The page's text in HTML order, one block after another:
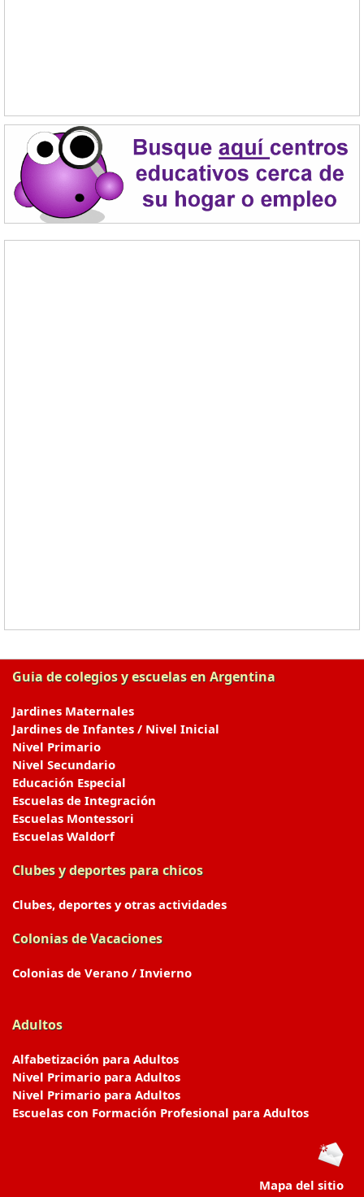
Guia de colegios y escuelas en Argentina
Jardines Maternales
Jardines de Infantes / Nivel Inicial
Nivel Primario
Nivel Secundario
Educación Especial
Escuelas de Integración
Escuelas Montessori
Escuelas Waldorf
Clubes y deportes para chicos
Clubes, deportes y otras actividades
Colonias de Vacaciones
Colonias de Verano / Invierno
Adultos
Alfabetización para Adultos
Nivel Primario para Adultos
Nivel Primario para Adultos
Escuelas con Formación Profesional para Adultos
Mapa del sitio